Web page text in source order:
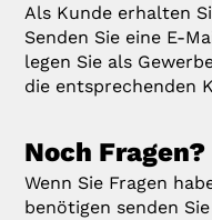
Als Kunde erhalten
Senden Sie eine E-
legen Sie als
die entsprechenden
Noch Fragen?
Wenn Sie Fragen
benötigen senden